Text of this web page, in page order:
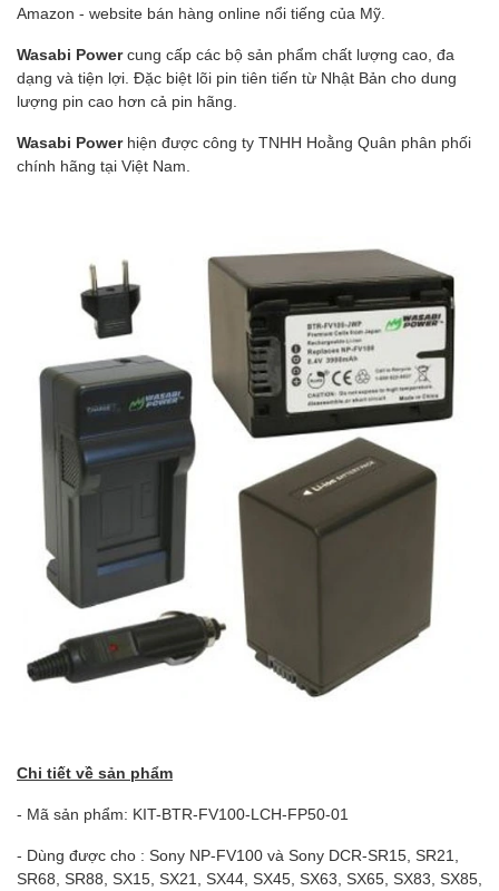
Amazon - website bán hàng online nổi tiếng của Mỹ.
Wasabi Powercung cấp các bộ sản phẩm chất lượng cao, đa
dạng và tiện lợi. Đặc biệt lõi pin tiên tiến từ Nhật Bản cho dung
lượng pin cao hơn cả pin hãng.
Wasabi Powerhiện được công ty TNHH Hoằng Quân phân phối
chính hãng tại Việt Nam.
Chi tiết về sản phẩm
- Mã sản phẩm: KIT-BTR-FV100-LCH-FP50-01
- Dùng được cho : Sony NP-FV100 và Sony DCR-SR15, SR21,
SR68, SR88, SX15, SX21, SX44, SX45, SX63, SX65, SX83, SX85,